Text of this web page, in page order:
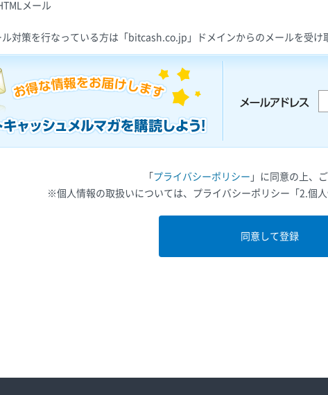
メール
対策を行なっている方は「bitcash.co.jp」ドメインからのメールを受け
「 プライバシーポリシー 」に同意の上、
※個人情報の取扱いについては、プライバシーポリシー「2.個